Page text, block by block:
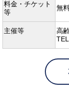
料金・チケット
等
無
主催等
高